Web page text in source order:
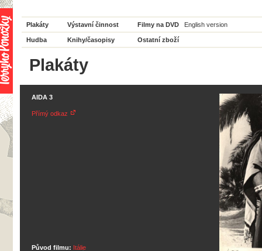
Plakáty Výstavní činnost Filmy na DVD English version
Hudba Knihy/časopisy Ostatní zboží
Plakáty
AIDA 3
Přímý odkaz
Původ filmu: Itálie